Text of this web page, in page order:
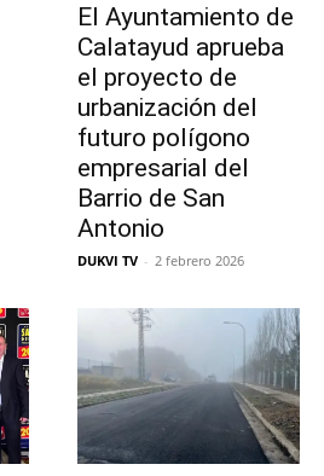
El Ayuntamiento de
Calatayud aprueba
el proyecto de
urbanización del
futuro polígono
empresarial del
Barrio de San
Antonio
DUKVI TV - 2 febrero 2026